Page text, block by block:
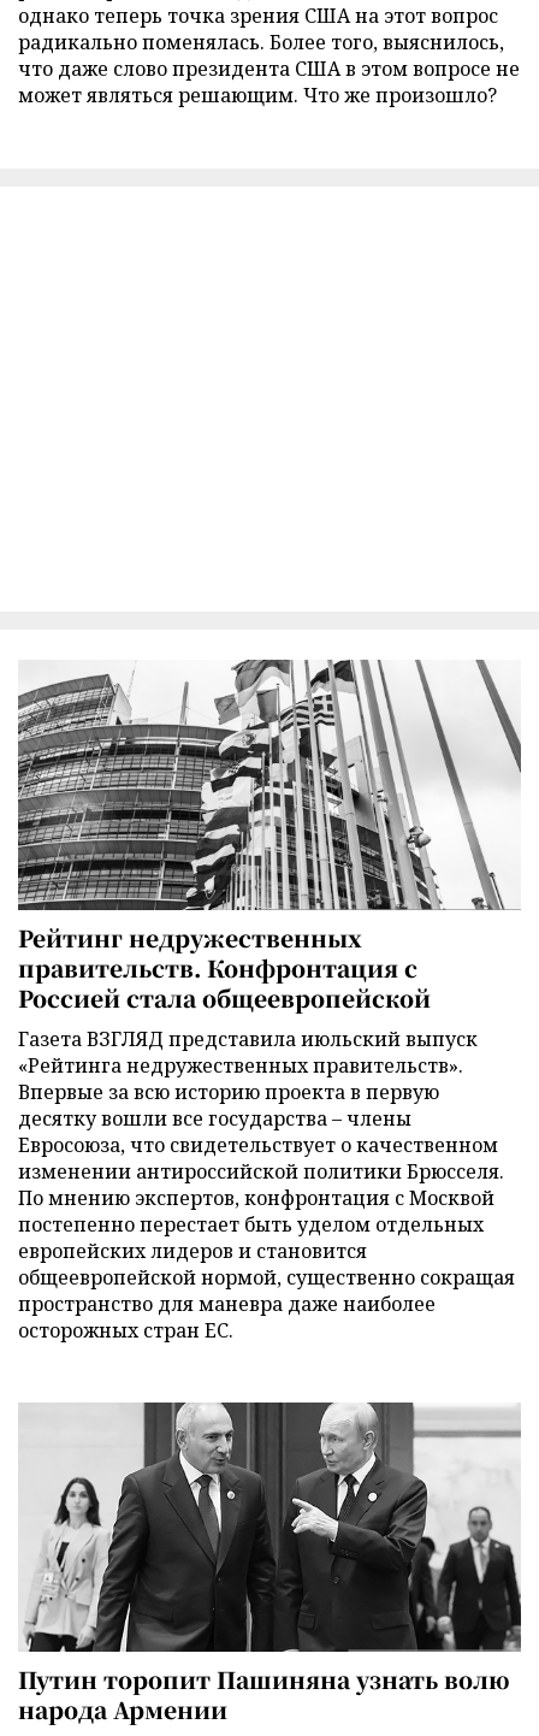
однако теперь точка зрения США на этот вопрос
радикально поменялась. Более того, выяснилось,
что даже слово президента США в этом вопросе не
может являться решающим. Что же произошло?
Рейтинг недружественных
правительств. Конфронтация с
Россией стала общеевропейской
Газета ВЗГЛЯД представила июльский выпуск
«Рейтинга недружественных правительств».
Впервые за всю историю проекта в первую
десятку вошли все государства – члены
Евросоюза, что свидетельствует о качественном
изменении антироссийской политики Брюсселя.
По мнению экспертов, конфронтация с Москвой
постепенно перестает быть уделом отдельных
европейских лидеров и становится
общеевропейской нормой, существенно сокращая
пространство для маневра даже наиболее
осторожных стран ЕС.
Путин торопит Пашиняна узнать волю
народа Армении